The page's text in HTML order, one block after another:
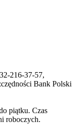
216-37-57,
Bank Polski
piątku. Czas
roboczych.